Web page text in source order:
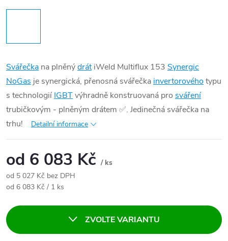
Svářečka na plněnýdrátiWeld Multiflux 153 Synergic
NoGas je synergická, přenosná svářečka invertorového typu
s technologií IGBTvýhradně konstruovaná pro sváření
trubičkovým - plněným drátem ✅. Jedinečná svářečka na
trhu!
Detailní informace
od 6 083 Kč / ks
od 5 027 Kč bez DPH
Měrná cena:
od 6 083 Kč / 1 ks
ZVOLTE VARIANTU